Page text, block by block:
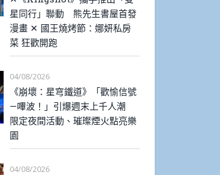
星同行」聯動 熊先生書屋首發
漫畫 ✕ 國王燒烤節：娜妍私房
菜 狂歡開跑
04/08/2026
《崩壞：星穹鐵道》「歡愉信號
—嗶波！」引爆週末上千人潮
限定夜間活動、璀璨煙火點亮樂
園
04/08/2026